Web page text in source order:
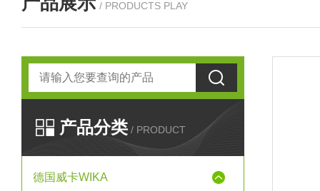
/ PRODUCTS PLAY
产品分类 / PRODUCT
德国威卡WIKA